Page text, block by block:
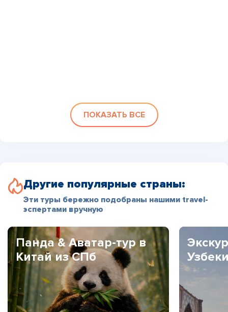
ПОКАЗАТЬ ВСЕ
Другие популярные страны:
Эти туры бережно подобраны нашими travel-
эспертами вручную
Панда & Аватар-тур в
Китай из СПб